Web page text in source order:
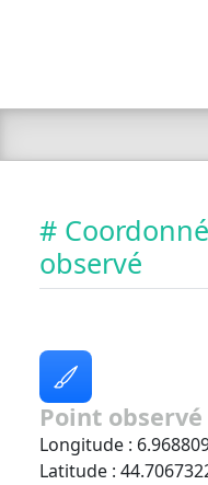
#
observé
Point observé
Longitude :
Latitude :